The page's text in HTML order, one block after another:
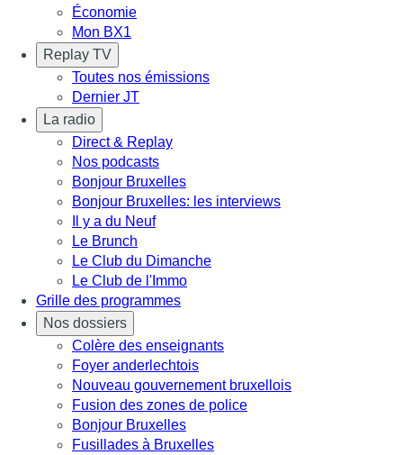
Économie
Mon BX1
Replay TV
Toutes nos émissions
Dernier JT
La radio
Direct & Replay
Nos podcasts
Bonjour Bruxelles
Bonjour Bruxelles: les interviews
Il y a du Neuf
Le Brunch
Le Club du Dimanche
Le Club de l'Immo
Grille des programmes
Nos dossiers
Colère des enseignants
Foyer anderlechtois
Nouveau gouvernement bruxellois
Fusion des zones de police
Bonjour Bruxelles
Fusillades à Bruxelles